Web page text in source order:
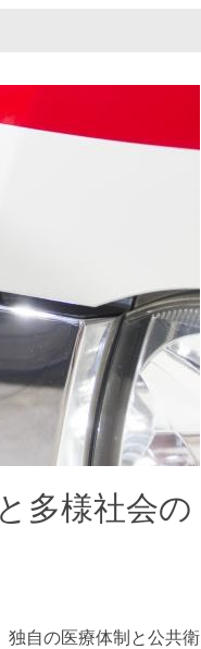
多様社会の
独自の医療体制と公共衛